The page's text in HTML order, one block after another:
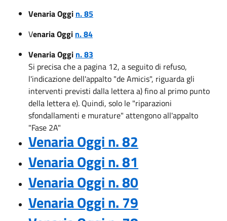
Venaria Oggi n. 85
Venaria Oggi n. 84
Venaria Oggi n. 83
Si precisa che a pagina 12, a seguito di refuso,
l'indicazione dell'appalto "de Amicis", riguarda gli
interventi previsti dalla lettera a) fino al primo punto
della lettera e). Quindi, solo le "riparazioni
sfondallamenti e murature" attengono all'appalto
"Fase 2A"
Venaria Oggi n. 82
Venaria Oggi n. 81
Venaria Oggi n. 80
Venaria Oggi n. 79